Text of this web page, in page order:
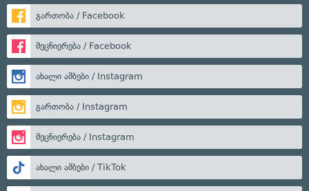
გართობა / Facebook
მეცნიერება / Facebook
ახალი ამბები / Instagram
გართობა / Instagram
მეცნიერება / Instagram
ახალი ამბები / TikTok